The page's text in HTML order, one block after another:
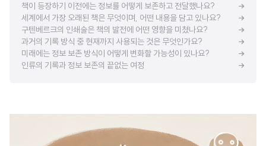
책이 등장하기 이전에는 정보를 어떻게 보존하고 전달했나요?
세계에서 가장 오래된 책은 무엇이며, 어떤 내용을 담고 있나요?
구텐베르크의 인쇄술은 책의 발전에 어떤 영향을 미쳤나요?
과거의 기록 방식 중 현재까지 사용되는 것은 무엇인가요?
미래에는 정보 보존 방식이 어떻게 변화할 가능성이 있나요?
인류의 기록과 정보 보존의 끝없는 여정